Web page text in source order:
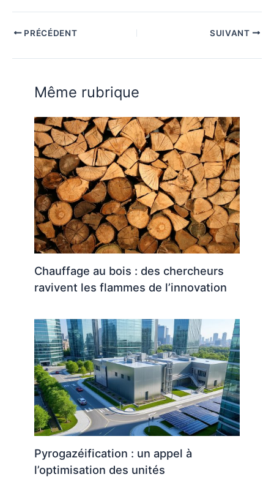
PRÉCÉDENT SUIVANT
Même rubrique
Chauffage au bois : des chercheurs
ravivent les flammes de l’innovation
Pyrogazéification : un appel à
l’optimisation des unités